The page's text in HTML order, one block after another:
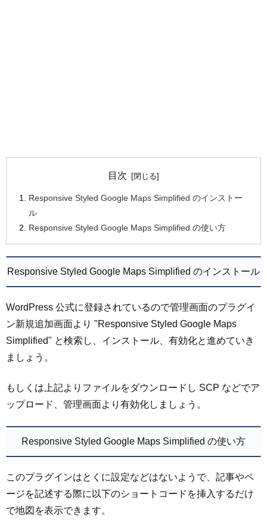
目次
Responsive Styled Google Maps Simplified のインストー
ル
Responsive Styled Google Maps Simplified の使い方
Responsive Styled Google Maps Simplified のインストール
WordPress 公式に登録されているので管理画面のプラグイ
ン新規追加画面より "Responsive Styled Google Maps
Simplified" と検索し、インストール、有効化と進めていき
ましょう。
もしくは上記よりファイルをダウンロードし SCP などでア
ップロード、管理画面より有効化しましょう。
Responsive Styled Google Maps Simplified の使い方
このプラグインはとくに設定などはないようで、記事やペ
ージを記述する際に以下のショートコードを挿入するだけ
で地図を表示できます。